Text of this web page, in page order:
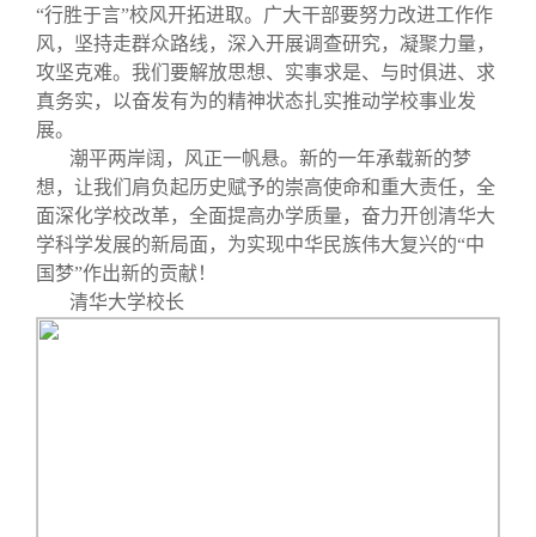
“行胜于言”校风开拓进取。广大干部要努力改进工作作
风，坚持走群众路线，深入开展调查研究，凝聚力量，
攻坚克难。我们要解放思想、实事求是、与时俱进、求
真务实，以奋发有为的精神状态扎实推动学校事业发
展。
潮平两岸阔，风正一帆悬。新的一年承载新的梦
想，让我们肩负起历史赋予的崇高使命和重大责任，全
面深化学校改革，全面提高办学质量，奋力开创清华大
学科学发展的新局面，为实现中华民族伟大复兴的“中
国梦”作出新的贡献！
清华大学校长